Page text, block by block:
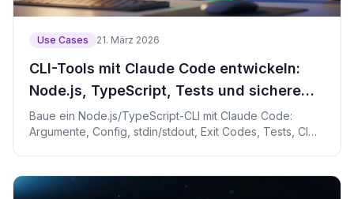
Use Cases 21. März 2026
CLI-Tools mit Claude Code entwickeln:
Node.js, TypeScript, Tests und sichere
Releases
Baue ein Node.js/TypeScript-CLI mit Claude Code:
Argumente, Config, stdin/stdout, Exit Codes, Tests, CI